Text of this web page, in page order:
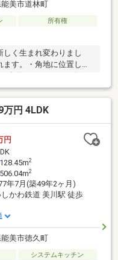
美市道林町
所有権
しく生まれ変わりまし
す。・角地に位置して
ニター付きインターホン
ます。・実際に広さと快
万円 4LDK
円
2
2
年7月(築49年2ヶ月)
しかわ鉄道 美川駅 徒歩
美市徳久町
システムキッチン